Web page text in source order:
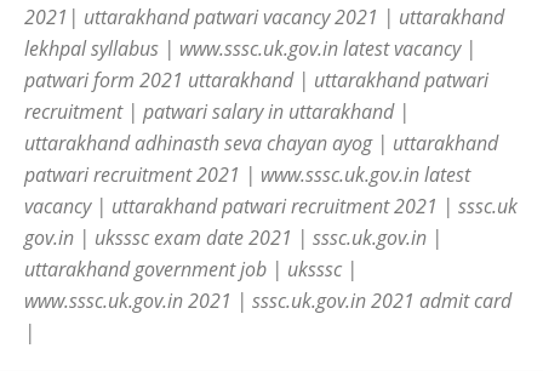
2021| uttarakhand patwari vacancy 2021 | uttarakhand
lekhpal syllabus | www.sssc.uk.gov.in latest vacancy |
patwari form 2021 uttarakhand | uttarakhand patwari
recruitment | patwari salary in uttarakhand |
uttarakhand adhinasth seva chayan ayog | uttarakhand
patwari recruitment 2021 | www.sssc.uk.gov.in latest
vacancy | uttarakhand patwari recruitment 2021 | sssc.uk
gov.in | uksssc exam date 2021 | sssc.uk.gov.in |
uttarakhand government job | uksssc |
www.sssc.uk.gov.in 2021 | sssc.uk.gov.in 2021 admit card
|